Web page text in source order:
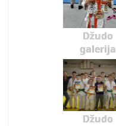
Džudo
galerija
Džudo